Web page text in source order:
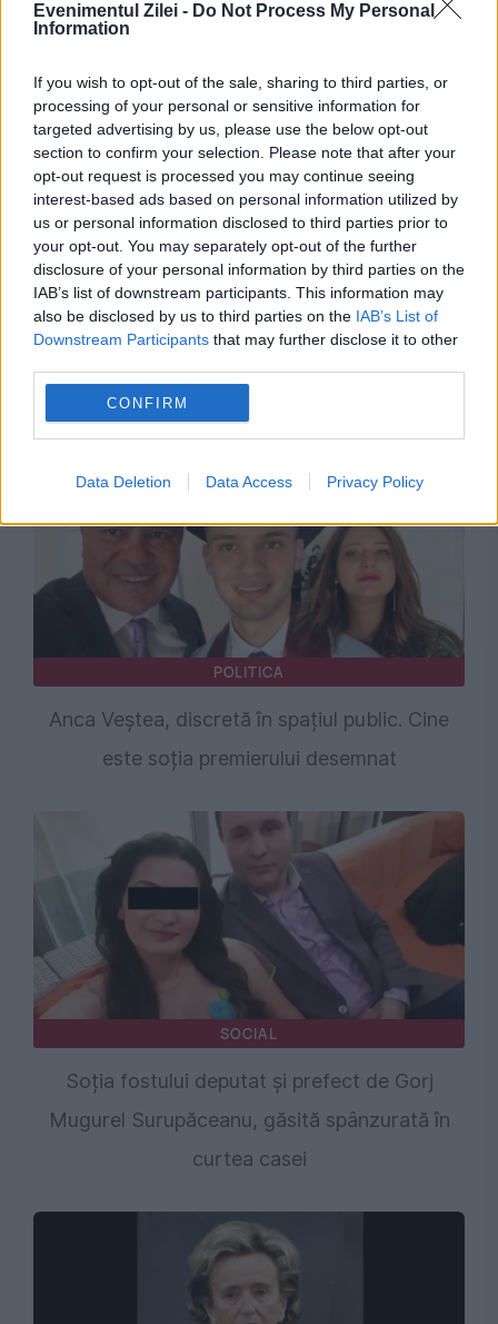
Evenimentul Zilei - Do Not Process My Personal
Information
If you wish to opt-out of the sale, sharing to third parties, or
processing of your personal or sensitive information for
targeted advertising by us, please use the below opt-out
section to confirm your selection. Please note that after your
opt-out request is processed you may continue seeing
interest-based ads based on personal information utilized by
us or personal information disclosed to third parties prior to
your opt-out. You may separately opt-out of the further
disclosure of your personal information by third parties on the
IAB’s list of downstream participants. This information may
also be disclosed by us to third parties on the IAB’s List of
Downstream Participants that may further disclose it to other
CONFIRM
Data Deletion Data Access Privacy Policy
POLITICA
PSD cere activarea mecanismului european
de urgență pentru energie și susține
adresa lui Bolojan
POLITICA
Anca Veștea, discretă în spațiul public. Cine
este soția premierului desemnat
SOCIAL
Soția fostului deputat și prefect de Gorj
Mugurel Surupăceanu, găsită spânzurată în
curtea casei